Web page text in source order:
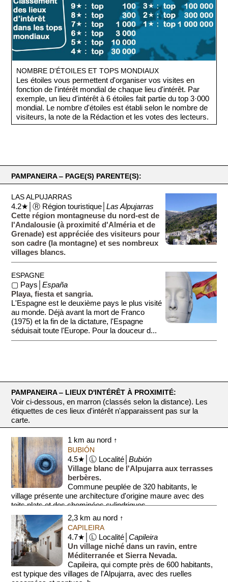
NOMBRE D'ÉTOILES ET TOPS MONDIAUX
Les étoiles vous permettent d'organiser vos visites en
fonction de l'intérêt mondial de chaque lieu d'intérêt. Par
exemple, un lieu d'intérêt à 6 étoiles fait partie du top 3·000
mondial. Le nombre d'étoiles est établi selon le nombre de
visiteurs, la note de la Rédaction et les votes des lecteurs.
PAMPANEIRA ‒ PAGE(S) PARENTE(S):
LAS ALPUJARRAS
4.2★│Ⓡ Région touristique│Las Alpujarras
Cette région montagneuse du nord-est de
l'Andalousie (à proximité d'Alméria et de
Grenade) est appréciée des visiteurs pour
son cadre (la montagne) et ses nombreux
villages blancs.
ESPAGNE
▢ Pays│España
Playa, fiesta et sangria.
L'Espagne est le deuxième pays le plus visité
au monde. Déjà avant la mort de Franco
(1975) et la fin de la dictature, l'Espagne
séduisait toute l'Europe. Pour la douceur d...
PAMPANEIRA ‒ LIEUX D'INTÉRÊT À PROXIMITÉ:
Voir ci-dessous, en marron (classés selon la distance). Les
étiquettes de ces lieux d'intérêt n'apparaissent pas sur la
carte.
1 km au nord ↑
BUBIÓN
4.5★│Ⓛ Localité│Bubión
Village blanc de l'Alpujarra aux terrasses
berbères.
Commune peuplée de 320 habitants, le
village présente une architecture d'origine maure avec des
toits plats et des cheminées cylindriques.
<...
2,3 km au nord ↑
CAPILEIRA
4.7★│Ⓛ Localité│Capileira
Un village niché dans un ravin, entre
Méditerranée et Sierra Nevada.
Capileira, qui compte près de 600 habitants,
est typique des villages de l'Alpujarra, avec des ruelles